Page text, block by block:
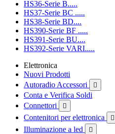
HS36-Serie B.....
HS37-Serie BC .....
HS38-Serie BD....
HS390-Serie BF .....
HS391-Serie BU....
HS392-Serie VARI.....
Elettronica
Nuovi Prodotti
Autoradio Accessori

Conta e Verifica Soldi
Connettori

Contenitori per elettronica 
Illuminazione a led 